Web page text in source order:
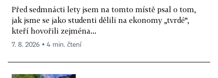
Před sedmnácti lety jsem na tomto místě psal o tom,
jak jsme se jako studenti dělili na ekonomy „tvrdé“,
kteří hovořili zejména...
7. 8. 2026 ▪ 4 min. čtení